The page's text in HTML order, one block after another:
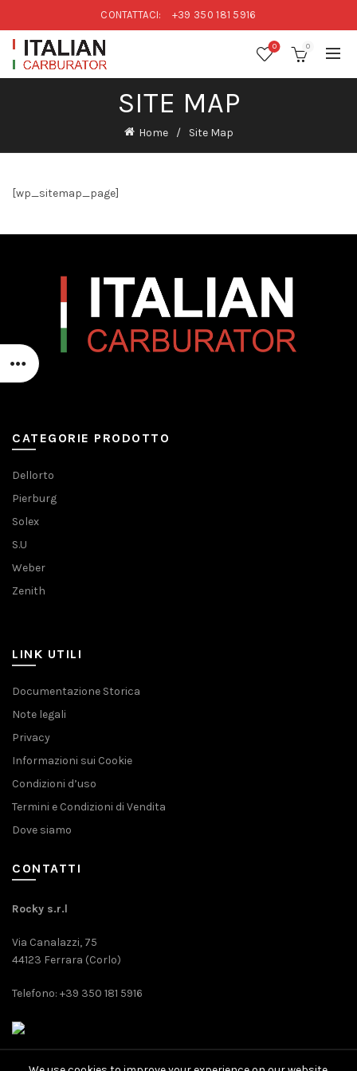
CONTATTACI: +39 350 181 5916
0 0
SITE MAP
Home Site Map
[wp_sitemap_page]
CATEGORIE PRODOTTO
Dellorto
Pierburg
Solex
S.U
Weber
Zenith
LINK UTILI
Documentazione Storica
Note legali
Privacy
Informazioni sui Cookie
Condizioni d’uso
Termini e Condizioni di Vendita
Dove siamo
CONTATTI
Rocky s.r.l
Via Canalazzi, 75
44123 Ferrara (Corlo)
Telefono: +39 350 181 5916